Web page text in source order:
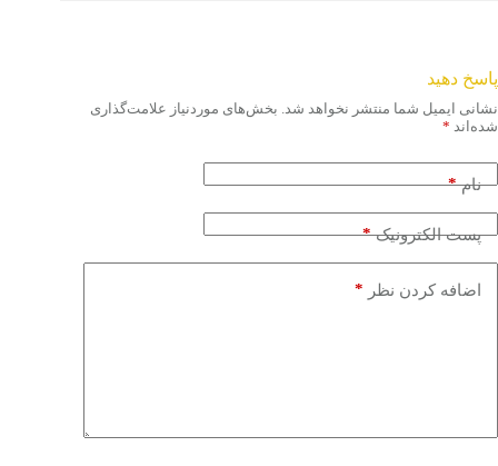
پاسخ دهید
نشانی ایمیل شما منتشر نخواهد شد. بخش‌های موردنیاز علامت‌گذاری
شده‌اند *
نام*
پست الکترونیک*
اضافه کردن نظر *